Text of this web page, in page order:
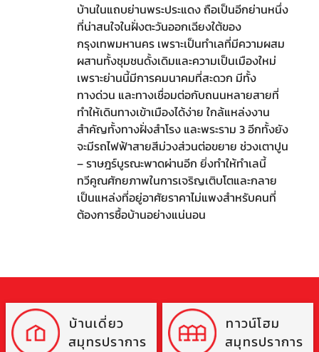
บ้านในแถบย่านพระประแดง ถือเป็นอีกย่านหนึ่ง
ที่น่าสนใจในฝั่งตะวันออกเฉียงใต้ของ
กรุงเทพมหานคร เพราะเป็นทำเลที่มีความผสม
ผสานทั้งชุมชนดั้งเดิมและความเป็นเมืองใหม่
เพราะย่านนี้มีการคมนาคมที่สะดวก มีทั้ง
ทางด่วน และทางเชื่อมต่อกับถนนหลายสายที่
ทำให้เดินทางเข้าเมืองได้ง่าย ใกล้แหล่งงาน
สำคัญทั้งทางฝั่งสำโรง และพระราม 3 อีกทั้งยัง
จะมีรถไฟฟ้าสายสีม่วงส่วนต่อขยาย ช่วงเตาปูน
– ราษฎร์บูรณะพาดผ่านอีก ยิ่งทำให้ทำเลนี้
ทวีคูณศักยภาพในการเจริญเติบโตและกลาย
เป็นแหล่งที่อยู่อาศัยราคาไม่แพงสำหรับคนที่
ต้องการซื้อบ้านอย่างแน่นอน
บ้านเดี่ยว
สมุทรปราการ
ทาวน์โฮม
สมุทรปราการ